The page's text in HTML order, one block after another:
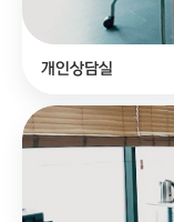
개인상담실